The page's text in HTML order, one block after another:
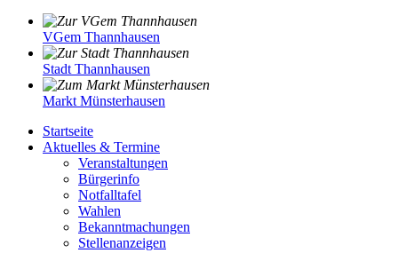
VGem Thannhausen
Stadt Thannhausen
Markt Münsterhausen
Startseite
Aktuelles & Termine
Veranstaltungen
Bürgerinfo
Notfalltafel
Wahlen
Bekanntmachungen
Stellenanzeigen